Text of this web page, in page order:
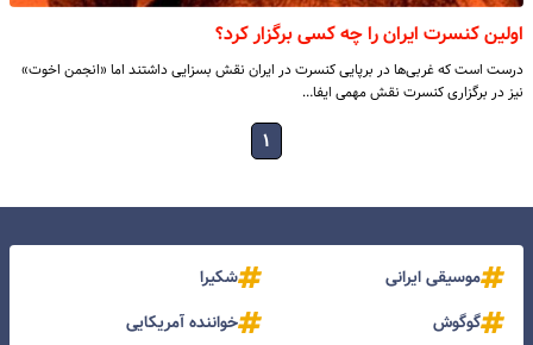
اولین کنسرت ایران را چه کسی برگزار کرد؟
درست است که غربی‌ها در برپایی کنسرت در ایران نقش بسزایی داشتند اما «انجمن اخوت»
نیز در برگزاری کنسرت نقش مهمی ایفا…
۱
موسیقی ایرانی
شکیرا
گوگوش
خواننده آمریکایی